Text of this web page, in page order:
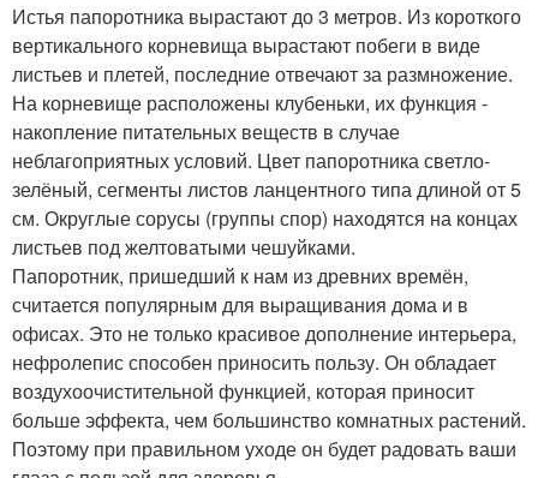
Истья папоротника вырастают до 3 метров. Из короткого
вертикального корневища вырастают побеги в виде
листьев и плетей, последние отвечают за размножение.
На корневище расположены клубеньки, их функция -
накопление питательных веществ в случае
неблагоприятных условий. Цвет папоротника светло-
зелёный, сегменты листов ланцентного типа длиной от 5
см. Округлые сорусы (группы спор) находятся на концах
листьев под желтоватыми чешуйками.
Папоротник, пришедший к нам из древних времён,
считается популярным для выращивания дома и в
офисах. Это не только красивое дополнение интерьера,
нефролепис способен приносить пользу. Он обладает
воздухоочистительной функцией, которая приносит
больше эффекта, чем большинство комнатных растений.
Поэтому при правильном уходе он будет радовать ваши